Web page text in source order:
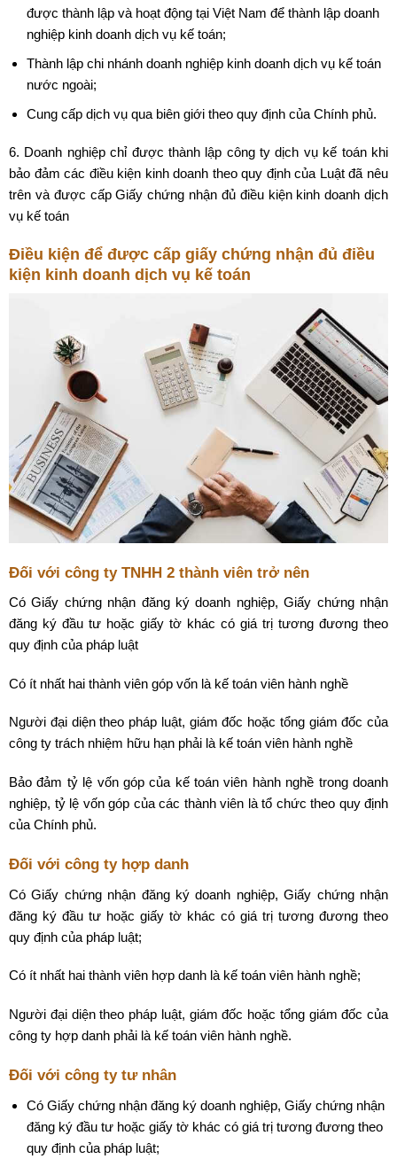
được thành lập và hoạt động tại Việt Nam để thành lập doanh
nghiệp kinh doanh dịch vụ kế toán;
Thành lập chi nhánh doanh nghiệp kinh doanh dịch vụ kế toán
nước ngoài;
Cung cấp dịch vụ qua biên giới theo quy định của Chính phủ.
6. Doanh nghiệp chỉ được thành lập công ty dịch vụ kế toán khi
bảo đảm các điều kiện kinh doanh theo quy định của Luật đã nêu
trên và được cấp Giấy chứng nhận đủ điều kiện kinh doanh dịch
vụ kế toán
Điều kiện để được cấp giấy chứng nhận đủ điều
kiện kinh doanh dịch vụ kế toán
Đối với công ty TNHH 2 thành viên trở nên
Có Giấy chứng nhận đăng ký doanh nghiệp, Giấy chứng nhận
đăng ký đầu tư hoặc giấy tờ khác có giá trị tương đương theo
quy định của pháp luật
Có ít nhất hai thành viên góp vốn là kế toán viên hành nghề
Người đại diện theo pháp luật, giám đốc hoặc tổng giám đốc của
công ty trách nhiệm hữu hạn phải là kế toán viên hành nghề
Bảo đảm tỷ lệ vốn góp của kế toán viên hành nghề trong doanh
nghiệp, tỷ lệ vốn góp của các thành viên là tổ chức theo quy định
của Chính phủ.
Đối với công ty hợp danh
Có Giấy chứng nhận đăng ký doanh nghiệp, Giấy chứng nhận
đăng ký đầu tư hoặc giấy tờ khác có giá trị tương đương theo
quy định của pháp luật;
Có ít nhất hai thành viên hợp danh là kế toán viên hành nghề;
Người đại diện theo pháp luật, giám đốc hoặc tổng giám đốc của
công ty hợp danh phải là kế toán viên hành nghề.
Đối với công ty tư nhân
Có Giấy chứng nhận đăng ký doanh nghiệp, Giấy chứng nhận
đăng ký đầu tư hoặc giấy tờ khác có giá trị tương đương theo
quy định của pháp luật;